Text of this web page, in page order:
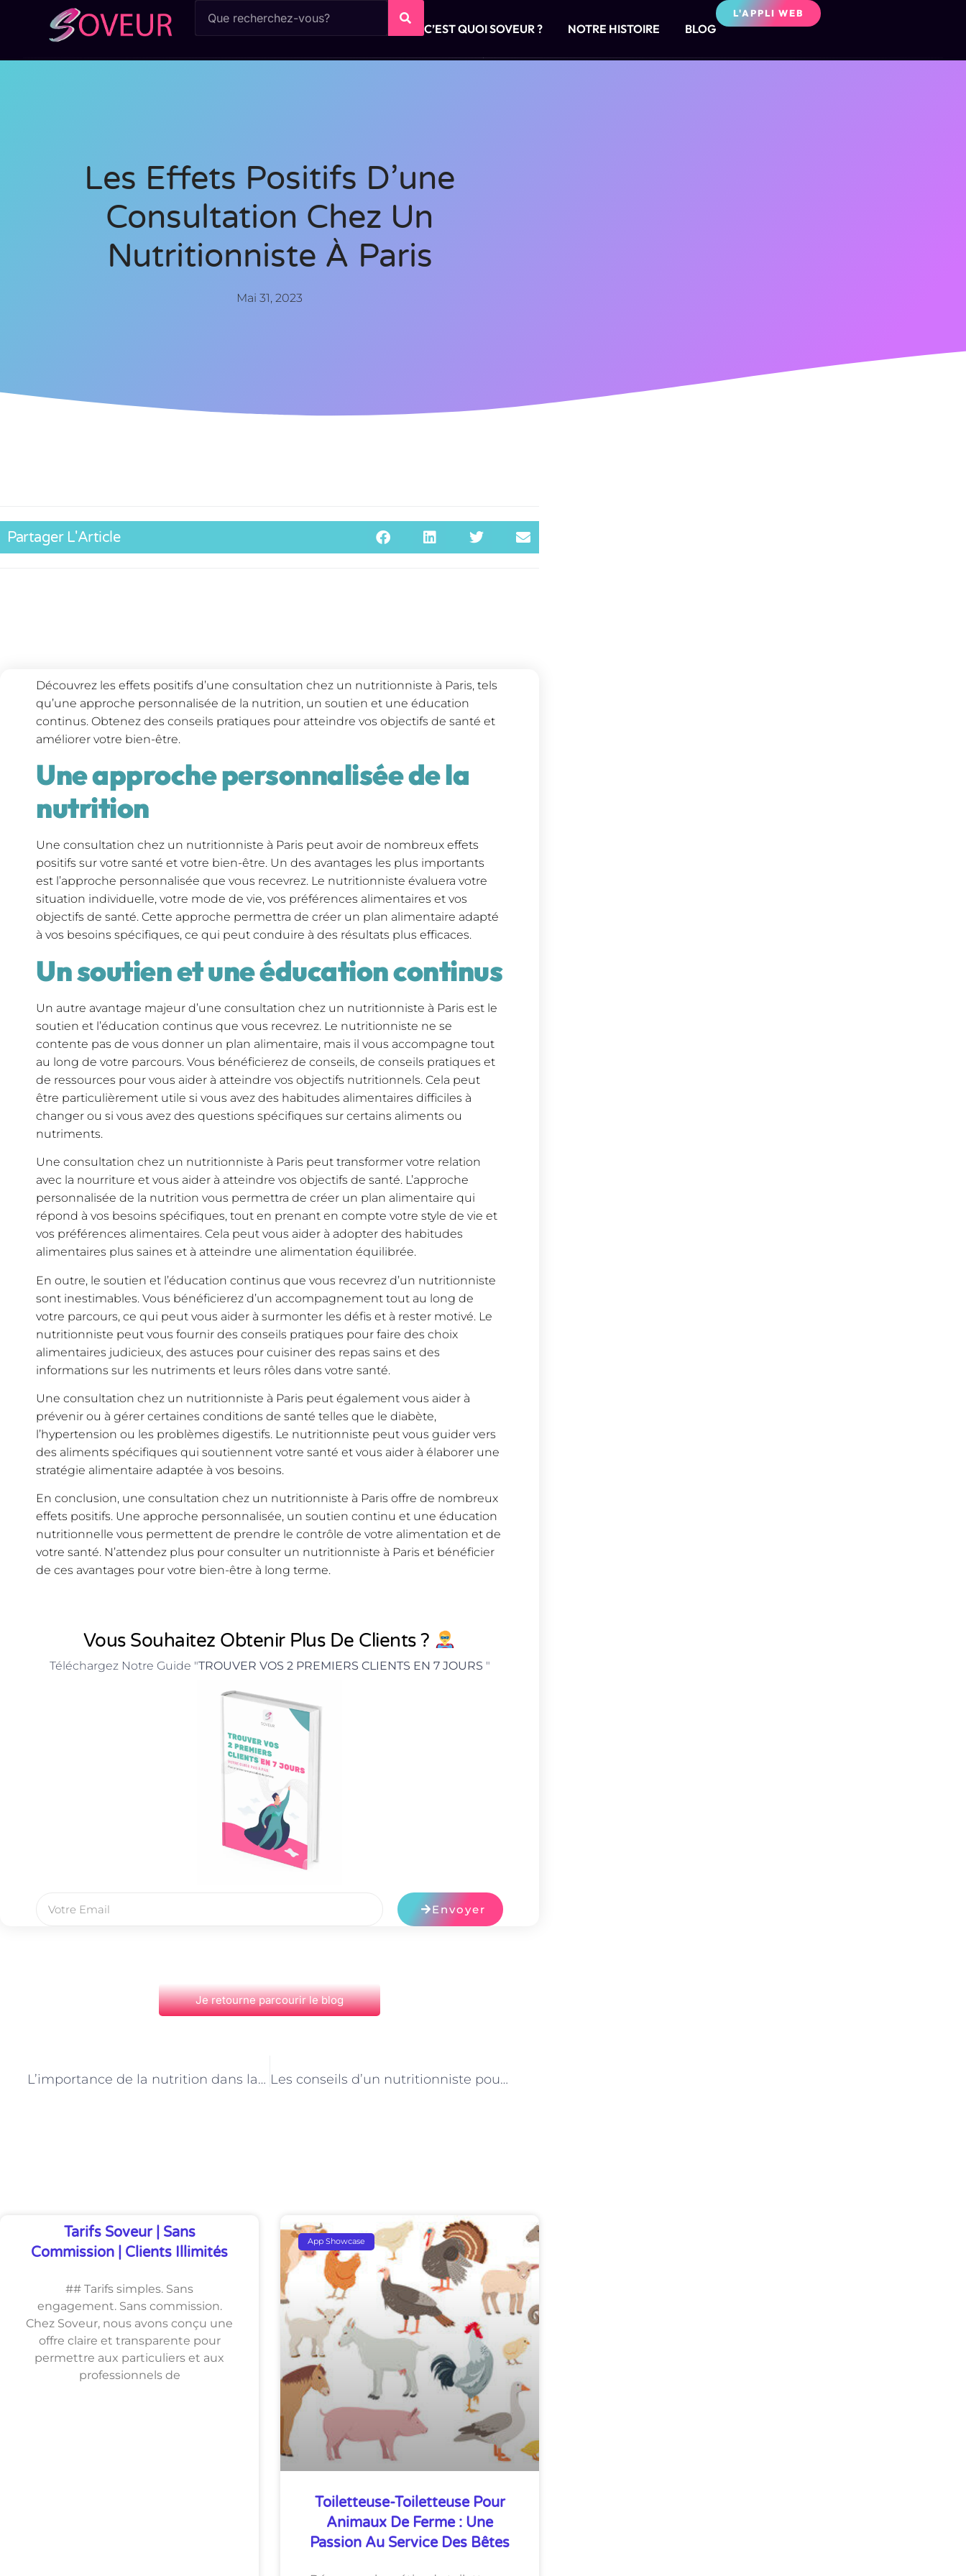
C’EST QUOI SOVEUR ? NOTRE HISTOIRE BLOG
L'APPLI WEB
Les Effets Positifs D’une
Consultation Chez Un
Nutritionniste À Paris
Mai 31, 2023
Partager L'Article
Découvrez les effets positifs d’une consultation chez un nutritionniste à Paris, tels
qu’une approche personnalisée de la nutrition, un soutien et une éducation
continus. Obtenez des conseils pratiques pour atteindre vos objectifs de santé et
améliorer votre bien-être.
Une approche personnalisée de la
nutrition
Une consultation chez un nutritionniste à Paris peut avoir de nombreux effets
positifs sur votre santé et votre bien-être. Un des avantages les plus importants
est l’approche personnalisée que vous recevrez. Le nutritionniste évaluera votre
situation individuelle, votre mode de vie, vos préférences alimentaires et vos
objectifs de santé. Cette approche permettra de créer un plan alimentaire adapté
à vos besoins spécifiques, ce qui peut conduire à des résultats plus efficaces.
Un soutien et une éducation continus
Un autre avantage majeur d’une consultation chez un nutritionniste à Paris est le
soutien et l’éducation continus que vous recevrez. Le nutritionniste ne se
contente pas de vous donner un plan alimentaire, mais il vous accompagne tout
au long de votre parcours. Vous bénéficierez de conseils, de conseils pratiques et
de ressources pour vous aider à atteindre vos objectifs nutritionnels. Cela peut
être particulièrement utile si vous avez des habitudes alimentaires difficiles à
changer ou si vous avez des questions spécifiques sur certains aliments ou
nutriments.
Une consultation chez un nutritionniste à Paris peut transformer votre relation
avec la nourriture et vous aider à atteindre vos objectifs de santé. L’approche
personnalisée de la nutrition vous permettra de créer un plan alimentaire qui
répond à vos besoins spécifiques, tout en prenant en compte votre style de vie et
vos préférences alimentaires. Cela peut vous aider à adopter des habitudes
alimentaires plus saines et à atteindre une alimentation équilibrée.
En outre, le soutien et l’éducation continus que vous recevrez d’un nutritionniste
sont inestimables. Vous bénéficierez d’un accompagnement tout au long de
votre parcours, ce qui peut vous aider à surmonter les défis et à rester motivé. Le
nutritionniste peut vous fournir des conseils pratiques pour faire des choix
alimentaires judicieux, des astuces pour cuisiner des repas sains et des
informations sur les nutriments et leurs rôles dans votre santé.
Une consultation chez un nutritionniste à Paris peut également vous aider à
prévenir ou à gérer certaines conditions de santé telles que le diabète,
l’hypertension ou les problèmes digestifs. Le nutritionniste peut vous guider vers
des aliments spécifiques qui soutiennent votre santé et vous aider à élaborer une
stratégie alimentaire adaptée à vos besoins.
En conclusion, une consultation chez un nutritionniste à Paris offre de nombreux
effets positifs. Une approche personnalisée, un soutien continu et une éducation
nutritionnelle vous permettent de prendre le contrôle de votre alimentation et de
votre santé. N’attendez plus pour consulter un nutritionniste à Paris et bénéficier
de ces avantages pour votre bien-être à long terme.
Vous Souhaitez Obtenir Plus De Clients ?
Téléchargez Notre Guide "TROUVER VOS 2 PREMIERS CLIENTS EN 7 JOURS "
Envoyer
Je retourne parcourir le blog
L’importance de la nutrition dans la performance sportive : conseils d’un nutritionniste à Paris Les conseils d’un nutritionniste pour une alimentation adaptée aux végétariens à Paris
Tarifs Soveur | Sans
Commission | Clients Illimités
## Tarifs simples. Sans
engagement. Sans commission.
Chez Soveur, nous avons conçu une
offre claire et transparente pour
permettre aux particuliers et aux
professionnels de
App Showcase
Toiletteuse-Toiletteuse Pour
Animaux De Ferme : Une
Passion Au Service Des Bêtes